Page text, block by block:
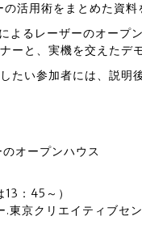
活用術をまとめた資料
よるレーザーのオープ
ーと、実機を交えたデ
たい参加者には、説明
オープンハウス
：45～）
東京クリエイティブセ